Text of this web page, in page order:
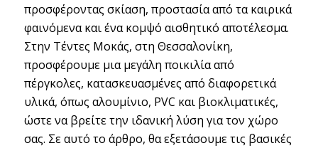
προσφέροντας σκίαση, προστασία από τα καιρικά
φαινόμενα και ένα κομψό αισθητικό αποτέλεσμα.
Στην Τέντες Μοκάς, στη Θεσσαλονίκη,
προσφέρουμε μια μεγάλη ποικιλία από
πέργκολες, κατασκευασμένες από διαφορετικά
υλικά, όπως αλουμίνιο, PVC και βιοκλιματικές,
ώστε να βρείτε την ιδανική λύση για τον χώρο
σας. Σε αυτό το άρθρο, θα εξετάσουμε τις βασικές